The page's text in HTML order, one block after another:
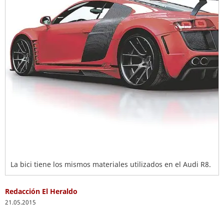
La bici tiene los mismos materiales utilizados en el Audi R8.
Redacción El Heraldo
21.05.2015